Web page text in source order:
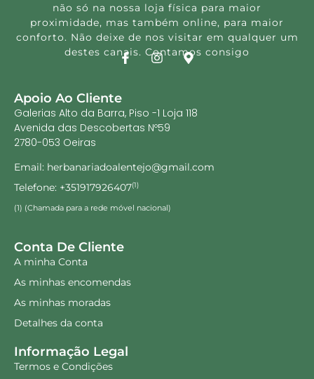
não só na nossa loja física para maior
proximidade, mas também online, para maior
conforto. Não deixe de nos visitar em qualquer um
destes canais. Contamos consigo
Apoio Ao Cliente
Galerias Alto da Barra, Piso -1 Loja 118
Avenida das Descobertas Nº59
2780-053 Oeiras
Email: herbanariadoalentejo@gmail.com
Telefone: +351917926407(1)
(1) (Chamada para a rede móvel nacional)
Conta De Cliente
A minha Conta
As minhas encomendas
As minhas moradas
Detalhes da conta
Informação Legal
Termos e Condições